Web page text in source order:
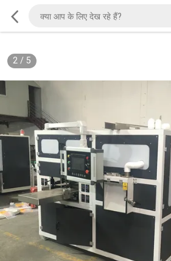
2/ 5